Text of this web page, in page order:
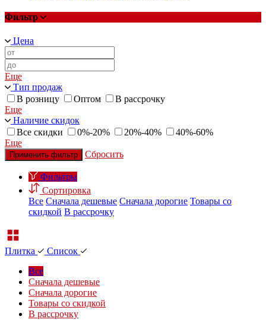
Фильтр
Цена
Еще
Тип продаж
В розницу
Оптом
В рассрочку
Еще
Наличие скидок
Все скидки
0%-20% 20%-40%
40%-60%
Еще
Применить фильтр Сбросить
Фильтры
Сортировка
Все Сначала дешевые Сначала дорогие Товары со
скидкой В рассрочку
Плитка
Список
Все
Сначала дешевые
Сначала дорогие
Товары со скидкой
В рассрочку